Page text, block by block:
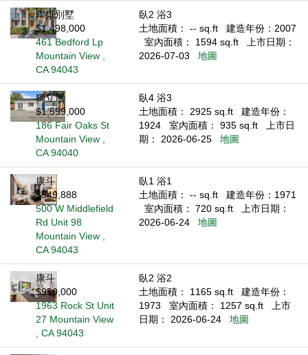
聯排別墅
$1,498,000
461 Bedford Lp
Mountain View ,
CA 94043
臥2 浴3
土地面積： -- sq.ft
建造年份：2007
室內面積： 1594 sq.ft
上市日期：
2026-07-03
地圖
獨立屋
$1,599,000
186 Fair Oaks St
Mountain View ,
CA 94040
臥4 浴3
土地面積： 2925 sq.ft
建造年份：
1924
室內面積： 935 sq.ft
上市日
期： 2026-06-25
地圖
康斗
$549,888
500 W Middlefield
Rd Unit 98
Mountain View ,
CA 94043
臥1 浴1
土地面積： -- sq.ft
建造年份：1971
室內面積： 720 sq.ft
上市日期：
2026-06-24
地圖
康斗
$950,000
1963 Rock St Unit
27 Mountain View
, CA 94043
臥2 浴2
土地面積： 1165 sq.ft
建造年份：
1973
室內面積： 1257 sq.ft
上市
日期： 2026-06-24
地圖